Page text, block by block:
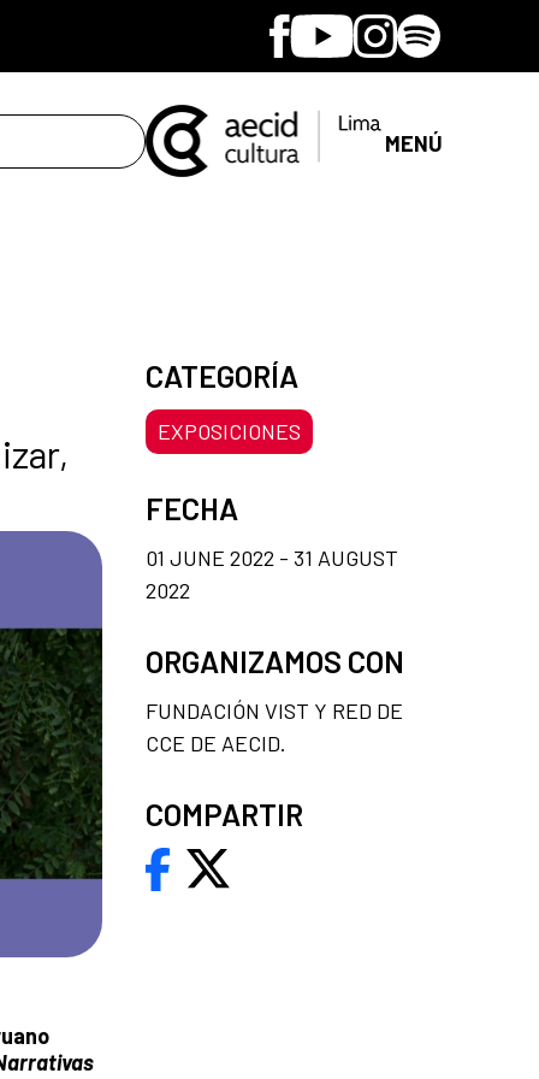
Facebook
YoutubeInstagram
Spotify
MENÚ
CATEGORÍA
EXPOSICIONES
FECHA
01 JUNE 2022 - 31 AUGUST
2022
ORGANIZAMOS CON
FUNDACIÓN VIST Y RED DE
CCE DE AECID.
COMPARTIR